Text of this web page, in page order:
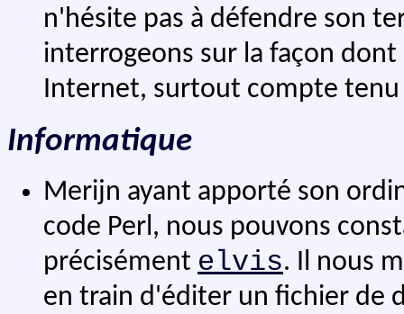
n'hésite pas à défendre son
interrogeons sur la façon
Internet, surtout compte tenu
Informatique
Merijn ayant apporté son
code Perl, nous pouvons
précisément elvis. Il nous
en train d'éditer un fichier de